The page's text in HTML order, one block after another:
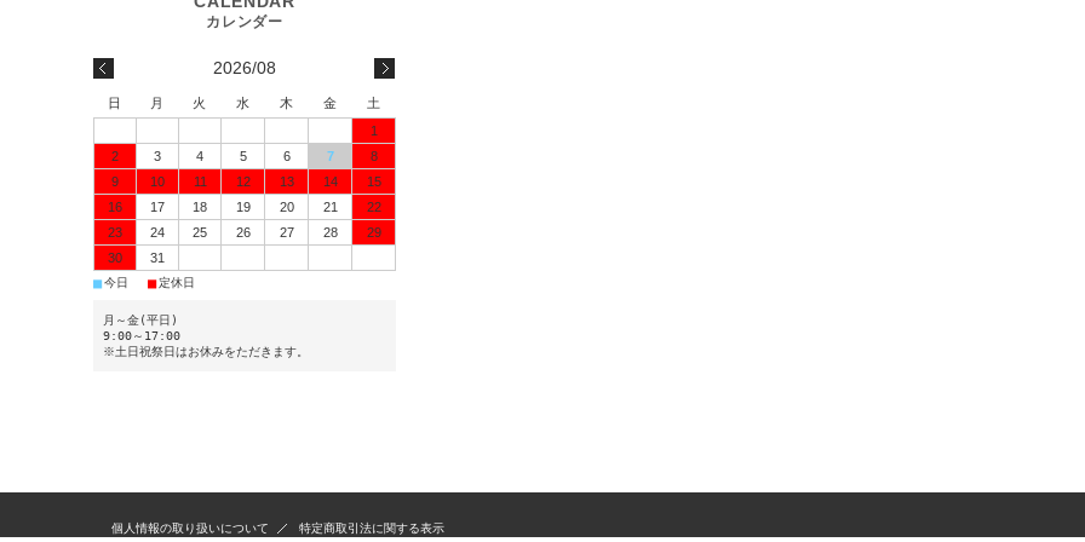
2026/08
日 月 火 水 木 金
土
1
2
3 4 5 6 7
8
9
10 11 12 13 14
15
16
17 18 19 20 21
22
23
24 25 26 27 28
29
30
31
■今日 ■定休日
月～金(平日)
9:00～17:00
※土日祝祭日はお休みをただきます。
個人情報の取り扱いについて 特定商取引法に関する表示